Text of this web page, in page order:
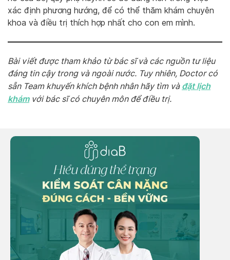
xác định phương hướng, để có thể thăm khám chuyên
khoa và điều trị thích hợp nhất cho con em mình.
Bài viết được tham khảo từ bác sĩ và các nguồn tư liệu
đáng tin cậy trong và ngoài nước. Tuy nhiên, Doctor có
sẵn Team khuyến khích bệnh nhân hãy tìm và đặt lịch
khámvới bác sĩ có chuyên môn để điều trị.